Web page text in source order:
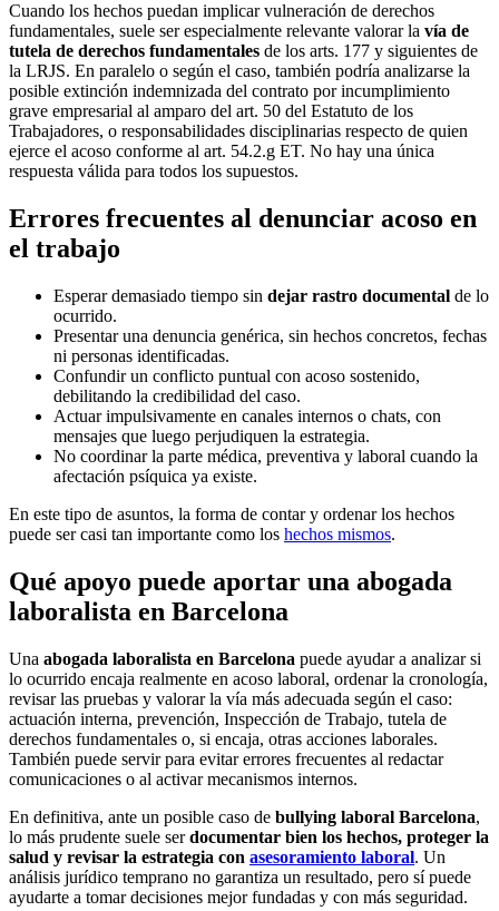
Cuando los hechos puedan implicar vulneración de derechos
fundamentales, suele ser especialmente relevante valorar la vía de
tutela de derechos fundamentales de los arts. 177 y siguientes de
la LRJS. En paralelo o según el caso, también podría analizarse la
posible extinción indemnizada del contrato por incumplimiento
grave empresarial al amparo del art. 50 del Estatuto de los
Trabajadores, o responsabilidades disciplinarias respecto de quien
ejerce el acoso conforme al art. 54.2.g ET. No hay una única
respuesta válida para todos los supuestos.
Errores frecuentes al denunciar acoso en
el trabajo
Esperar demasiado tiempo sin dejar rastro documental de lo
ocurrido.
Presentar una denuncia genérica, sin hechos concretos, fechas
ni personas identificadas.
Confundir un conflicto puntual con acoso sostenido,
debilitando la credibilidad del caso.
Actuar impulsivamente en canales internos o chats, con
mensajes que luego perjudiquen la estrategia.
No coordinar la parte médica, preventiva y laboral cuando la
afectación psíquica ya existe.
En este tipo de asuntos, la forma de contar y ordenar los hechos
puede ser casi tan importante como los hechos mismos.
Qué apoyo puede aportar una abogada
laboralista en Barcelona
Una abogada laboralista en Barcelona puede ayudar a analizar si
lo ocurrido encaja realmente en acoso laboral, ordenar la cronología,
revisar las pruebas y valorar la vía más adecuada según el caso:
actuación interna, prevención, Inspección de Trabajo, tutela de
derechos fundamentales o, si encaja, otras acciones laborales.
También puede servir para evitar errores frecuentes al redactar
comunicaciones o al activar mecanismos internos.
En definitiva, ante un posible caso de bullying laboral Barcelona,
lo más prudente suele serdocumentar bien los hechos, proteger la
salud y revisar la estrategia con asesoramiento laboral. Un
análisis jurídico temprano no garantiza un resultado, pero sí puede
ayudarte a tomar decisiones mejor fundadas y con más seguridad.